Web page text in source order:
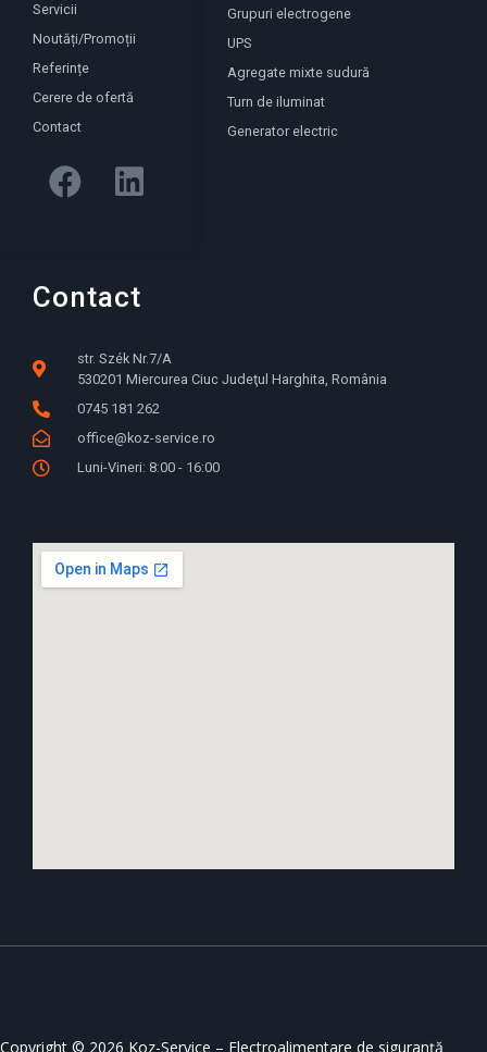
Servicii
Noutăți/Promoții
Referințe
Cerere de ofertă
Contact
Grupuri electrogene
UPS
Agregate mixte sudură
Turn de iluminat
Generator electric
Contact
str. Szék Nr.7/A
530201 Miercurea Ciuc Judeţul Harghita, România
0745 181 262
office@koz-service.ro
Luni-Vineri: 8:00 - 16:00
Copyright © 2026 Koz-Service – Electroalimentare de siguranță